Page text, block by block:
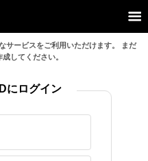
サービスをご利用いただけます。 まだ
してください。
にログイン